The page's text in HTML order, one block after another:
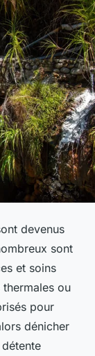
devenus
sont
et soins
ou
pour
dénicher